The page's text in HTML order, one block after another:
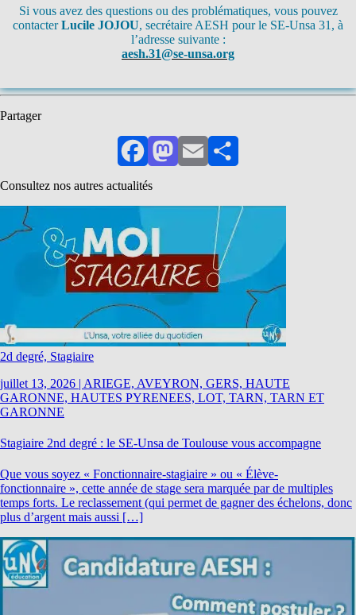
Si vous avez des questions ou des problématiques, vous pouvez
contacterLucile JOJOU, secrétaire AESH pour le SE-Unsa 31, à
l’adresse suivante :
aesh.31@se-unsa.org
Partager
FacebookMastodon
EmailPartager
Consultez nos autres actualités
2d degré, Stagiaire
juillet 13, 2026 | ARIEGE, AVEYRON, GERS, HAUTE
GARONNE, HAUTES PYRENEES, LOT, TARN, TARN ET
GARONNE
Stagiaire 2nd degré : le SE-Unsa de Toulouse vous accompagne
Que vous soyez « Fonctionnaire-stagiaire » ou « Élève-
fonctionnaire », cette année de stage sera marquée par de multiples
temps forts. Le reclassement (qui permet de gagner des échelons, donc
plus d’argent mais aussi […]